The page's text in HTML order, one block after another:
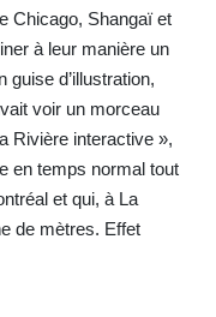
Chicago, Shangaï et
à leur manière un
d’illustration,
voir un morceau
Rivière interactive »,
en temps normal tout
et qui, à La
de mètres. Effet